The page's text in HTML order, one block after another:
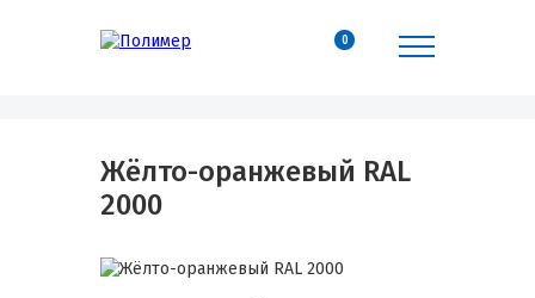
0
Жёлто-оранжевый RAL
2000